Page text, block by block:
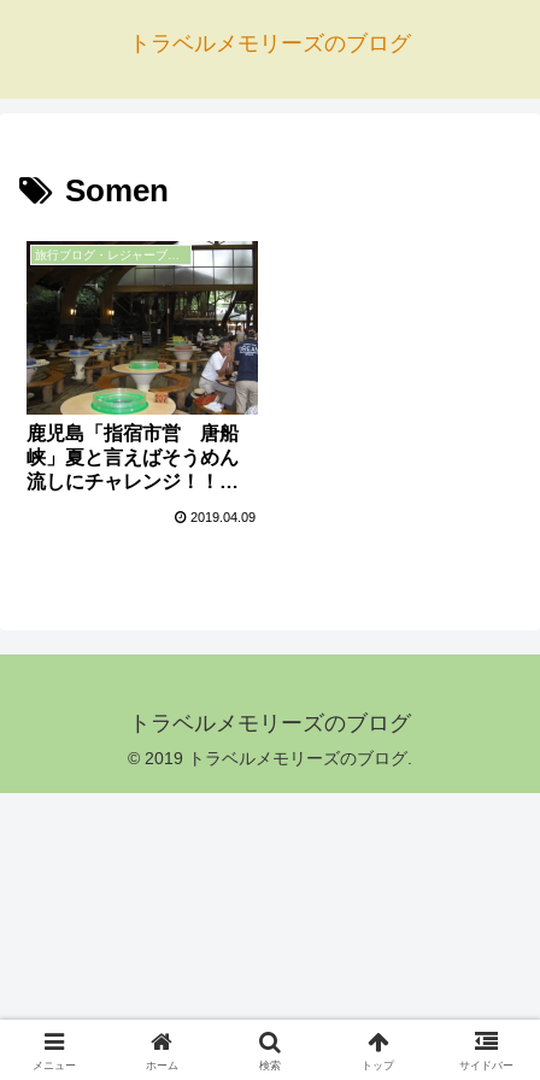
トラベルメモリーズのブログ
Somen
旅行ブログ・レジャーブログ
鹿児島「指宿市営 唐船
峡」夏と言えばそうめん
流しにチャレンジ！！
2019.04.09
トラベルメモリーズのブログ
© 2019 トラベルメモリーズのブログ.
メニュー ホーム 検索 トップ サイドバー